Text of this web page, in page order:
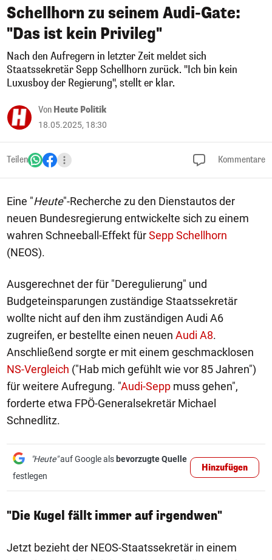
Schellhorn zu seinem Audi-Gate:
"Das ist kein Privileg"
Nach den Aufregern in letzter Zeit meldet sich
Staatssekretär Sepp Schellhorn zurück. "Ich bin kein
Luxusboy der Regierung", stellt er klar.
Von Heute Politik
18.05.2025, 18:30
Teilen Kommentare
Eine "Heute"-Recherche zu den Dienstautos der
neuen Bundesregierung entwickelte sich zu einem
wahren Schneeball-Effekt fürSepp Schellhorn
(NEOS).
Ausgerechnet der für "Deregulierung" und
Budgeteinsparungen zuständige Staatssekretär
wollte nicht auf den ihm zuständigen Audi A6
zugreifen, er bestellte einen neuen Audi A8.
Anschließend sorgte er mit einem geschmacklosen
NS-Vergleich ("Hab mich gefühlt wie vor 85 Jahren")
für weitere Aufregung. "Audi-Sepp muss gehen",
forderte etwa FPÖ-Generalsekretär Michael
Schnedlitz.
"Heute"auf Google als bevorzugte Quelle
festlegen
Hinzufügen
"Die Kugel fällt immer auf irgendwen"
Jetzt bezieht der NEOS-Staatssekretär in einem